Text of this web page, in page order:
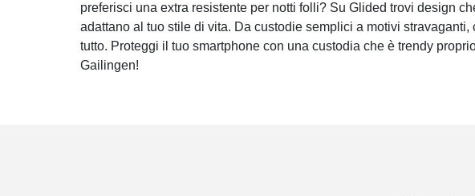
preferisci una extra resistente per notti folli? Su Glided trovi design
adattano al tuo stile di vita. Da custodie semplici a motivi stravaganti,
tutto. Proteggi il tuo smartphone con una custodia che è trendy
Gailingen!